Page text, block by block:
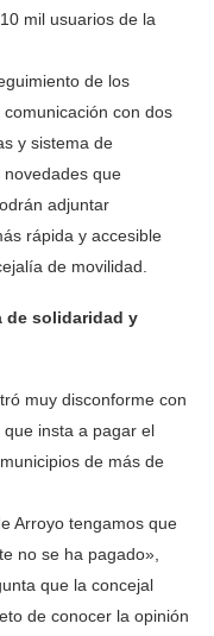
mil usuarios de la
de los
con dos
y sistema de
novedades que
adjuntar
rápida y accesible
de movilidad.
de solidaridad y
muy disconforme con
insta a pagar el
de más de
Arroyo tengamos que
no se ha pagado»,
que la concejal
de conocer la opinión